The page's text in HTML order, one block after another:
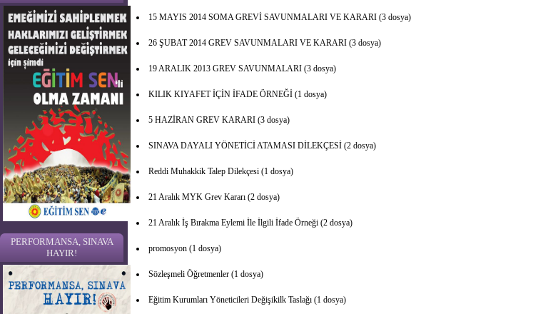
PERFORMANSA, SINAVA
HAYIR!
15 MAYIS 2014 SOMA GREVİ SAVUNMALARI VE KARARI (3 dosya)
26 ŞUBAT 2014 GREV SAVUNMALARI VE KARARI (3 dosya)
19 ARALIK 2013 GREV SAVUNMALARI (3 dosya)
KILIK KIYAFET İÇİN İFADE ÖRNEĞİ (1 dosya)
5 HAZİRAN GREV KARARI (3 dosya)
SINAVA DAYALI YÖNETİCİ ATAMASI DİLEKÇESİ (2 dosya)
Reddi Muhakkik Talep Dilekçesi (1 dosya)
21 Aralık MYK Grev Kararı (2 dosya)
21 Aralık İş Bırakma Eylemi İle İlgili İfade Örneği (2 dosya)
promosyon (1 dosya)
Sözleşmeli Öğretmenler (1 dosya)
Eğitim Kurumları Yöneticileri Değişikilk Taslağı (1 dosya)